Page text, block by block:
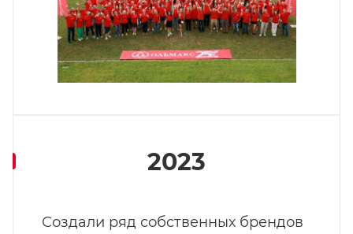
2023
Создали ряд собственных брендов